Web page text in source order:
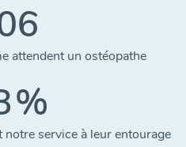
attendent un ostéopathe
%
service à leur entourage